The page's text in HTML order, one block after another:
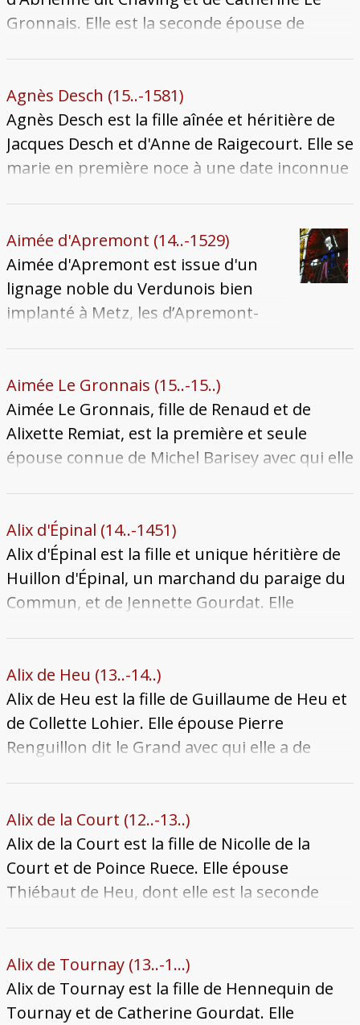
Gronnais. Elle est la seconde épouse de
Philippe de Vigneulles. Philippe Desch meurt
entre 1530 et 1532, la laissant veuve. Elle
meurt à une date inconnue après 1543.
Agnès Desch (15..-1581)
Agnès Desch est la fille aînée et héritière de
Jacques Desch et d'Anne de Raigecourt. Elle se
marie en première noce à une date inconnue
date inconnue, mais après 1567, avec Renaud
Le Gronnais. Elle meurt le laissant veuf le 13
décembre 1581. Sa sépulture se trouve en
l'église Sainte-Ségolène.
Aimée d'Apremont (14..-1529)
Aimée d'Apremont est issue d'un
lignage noble du Verdunois bien
implanté à Metz, les d’Apremont-
Elle épouse Nicolle Remiat, veuf de
sa première épouse depuis 1473, à
une date inconnue avant 1486. Le
couple a au moins cinq enfants, dont
décède à son tour le 23 février 1529.
Elle est enterrée, comme son mari,
dans l'église Saint-Simplice.
Aimée Le Gronnais (15..-15..)
Aimée Le Gronnais, fille de Renaud et de
Alixette Remiat, est la première et seule
épouse connue de Michel Barisey avec qui elle
du gagnage de La Horgne alors que son frère
récupère la terre de Laquenexy. Elle meurt à
une date inconnue après 1548.
Alix d'Épinal (14..-1451)
Alix d'Épinal est la fille et unique héritière de
Huillon d'Épinal, un marchand du paraige du
Commun, et de Jennette Gourdat. Elle
son temps. Elle meurt le 1er janvier 1451
laissant son époux veuf. Son corps est
ensevelie avec sa mère au Couvent des
Célestins.
Alix de Heu (13..-14..)
Alix de Heu est la fille de Guillaume de Heu et
de Collette Lohier. Elle épouse Pierre
Renguillon dit le Grand avec qui elle a de
Alix de la Court (12..-13..)
Alix de la Court est la fille de Nicolle de la
Court et de Poince Ruece. Elle épouse
Thiébaut de Heu, dont elle est la seconde
inconnue, possiblement dans la première
moitié du XIVe siècle.
Alix de Tournay (13..-1...)
Alix de Tournay est la fille de Hennequin de
Tournay et de Catherine Gourdat. Elle